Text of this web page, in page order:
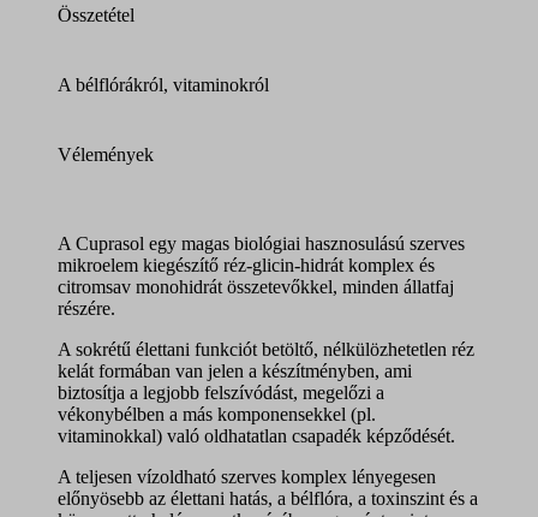
Összetétel
A bélflórákról, vitaminokról
Vélemények
A Cuprasol egy magas biológiai hasznosulású szerves
mikroelem kiegészítő réz-glicin-hidrát komplex és
citromsav monohidrát összetevőkkel, minden állatfaj
részére.
A sokrétű élettani funkciót betöltő, nélkülözhetetlen réz
kelát formában van jelen a készítményben, ami
biztosítja a legjobb felszívódást, megelőzi a
vékonybélben a más komponensekkel (pl.
vitaminokkal) való oldhatatlan csapadék képződését.
A teljesen vízoldható szerves komplex lényegesen
előnyösebb az élettani hatás, a bélflóra, a toxinszint és a